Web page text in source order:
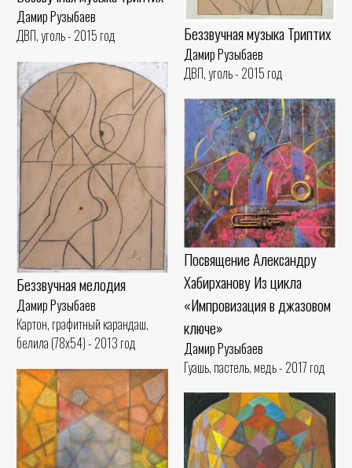
Дамир Рузыбаев
ДВП, уголь - 2015 год
Беззвучная музыка Триптих
Дамир Рузыбаев
ДВП, уголь - 2015 год
Беззвучная мелодия
Дамир Рузыбаев
Картон, графитный карандаш,
белила (78x54) - 2013 год
Посвящение Александру
Хабирханову Из цикла
«Импровизация в джазовом
ключе»
Дамир Рузыбаев
Гуашь, пастель, медь - 2017 год